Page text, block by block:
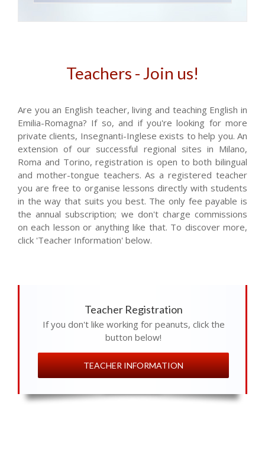
Teachers - Join us!
Are you an English teacher, living and teaching English in
Emilia-Romagna? If so, and if you're looking for more
private clients, Insegnanti-Inglese exists to help you. An
extension of our successful regional sites in Milano,
Roma and Torino, registration is open to both bilingual
and mother-tongue teachers. As a registered teacher
you are free to organise lessons directly with students
in the way that suits you best. The only fee payable is
the annual subscription; we don't charge commissions
on each lesson or anything like that. To discover more,
click 'Teacher Information' below.
Teacher Registration
If you don't like working for peanuts, click the
button below!
TEACHER INFORMATION